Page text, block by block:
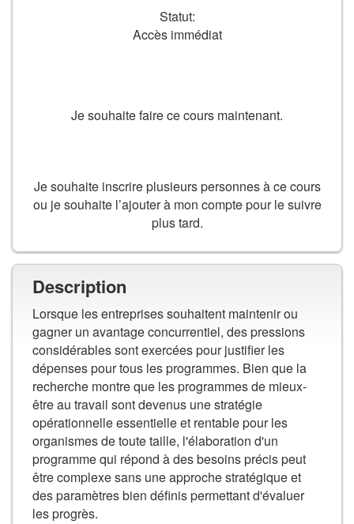
Statut:
Accès immédiat
Je souhaite faire ce cours maintenant.
Je souhaite inscrire plusieurs personnes à ce cours
ou je souhaite l’ajouter à mon compte pour le suivre
plus tard.
Description
Lorsque les entreprises souhaitent maintenir ou
gagner un avantage concurrentiel, des pressions
considérables sont exercées pour justifier les
dépenses pour tous les programmes. Bien que la
recherche montre que les programmes de mieux-
être au travail sont devenus une stratégie
opérationnelle essentielle et rentable pour les
organismes de toute taille, l'élaboration d'un
programme qui répond à des besoins précis peut
être complexe sans une approche stratégique et
des paramètres bien définis permettant d'évaluer
les progrès.